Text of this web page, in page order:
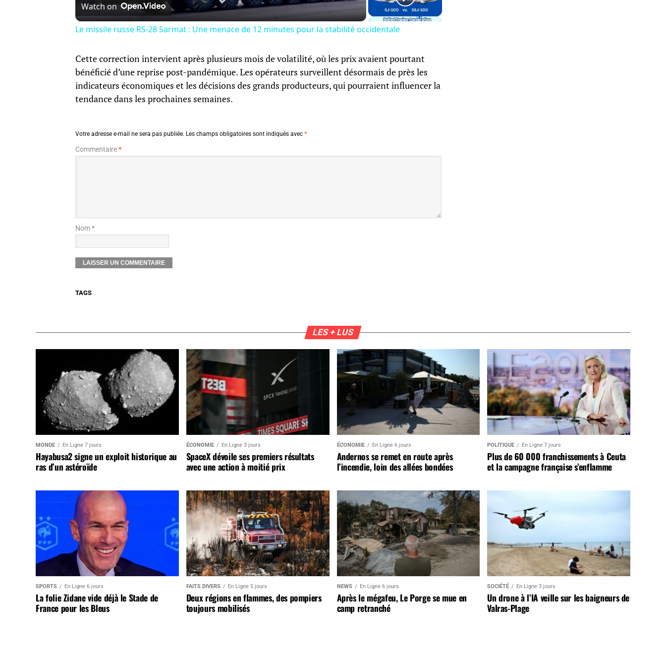
Watch on
Le missile russe RS-28 Sarmat : Une menace de 12 minutes pour la stabilité occidentale
Cette correction intervient après plusieurs mois de volatilité, où les prix avaient pourtant
bénéficié d’une reprise post-pandémique. Les opérateurs surveillent désormais de près les
indicateurs économiques et les décisions des grands producteurs, qui pourraient influencer la
tendance dans les prochaines semaines.
Votre adresse e-mail ne sera pas publiée. Les champs obligatoires sont indiqués avec *
Commentaire*
Nom *
TAGS
LES + LUS
MONDE En Ligne 7 jours
Hayabusa2 signe un exploit historique au
ras d’un astéroïde
ÉCONOMIE En Ligne 3 jours
SpaceX dévoile ses premiers résultats
avec une action à moitié prix
ÉCONOMIE En Ligne 6 jours
Andernos se remet en route après
l’incendie, loin des allées bondées
POLITIQUE En Ligne 7 jours
Plus de 60 000 franchissements à Ceuta
et la campagne française s’enflamme
SPORTS En Ligne 6 jours
La folie Zidane vide déjà le Stade de
France pour les Bleus
FAITS DIVERS En Ligne 5 jours
Deux régions en flammes, des pompiers
toujours mobilisés
NEWS En Ligne 6 jours
Après le mégafeu, Le Porge se mue en
camp retranché
SOCIÉTÉ En Ligne 3 jours
Un drone à l’IA veille sur les baigneurs de
Valras-Plage